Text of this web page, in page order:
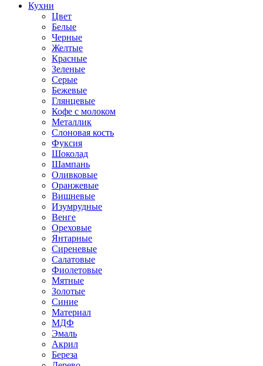
Кухни
Цвет
Белые
Черные
Желтые
Красные
Зеленые
Серые
Бежевые
Глянцевые
Кофе с молоком
Металлик
Слоновая кость
Фуксия
Шоколад
Шампань
Оливковые
Оранжевые
Вишневые
Изумрудные
Венге
Ореховые
Янтарные
Сиреневые
Салатовые
Фиолетовые
Мятные
Золотые
Синие
Материал
МДФ
Эмаль
Акрил
Береза